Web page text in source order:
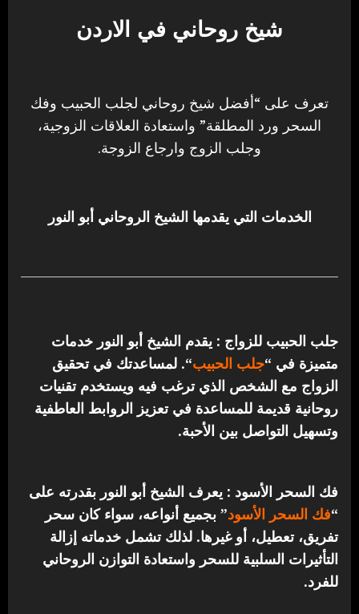
شيخ روحاني في الاردن
تعرف على “أفضل شيخ روحاني لجلب الحبيب وفك
السحر ورد المطلقة” واستعادة العلاقات الزوجية،
وجلب الزوج وارجاع الزوجة.
الخدمات التي يقدمها الشيخ الروحاني أبو النور
جلب الحبيب للزواج : يقدم الشيخ أبو النور خدمات
متميزة في “جلب الحبيب“. لمساعدتك في تحقيق
الزواج مع الشخص الذي ترغب فيه ويستخدم تقنيات
روحانية قديمة للمساعدة في تعزيز الروابط العاطفية
وتسهيل التواصل بين الأحبة.
فك السحر الأسود : يعرف الشيخ أبو النور بقدرته على
“فك السحر الأسود” بجميع أنواعه، سواء كان سحر
تفريق، تعطيل، أو غيرها. لذلك تشمل خدماته إزالة
التأثيرات السلبية للسحر واستعادة التوازن الروحاني
للفرد.